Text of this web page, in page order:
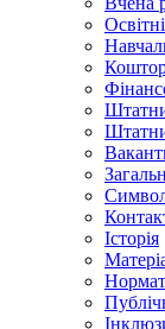
Історія